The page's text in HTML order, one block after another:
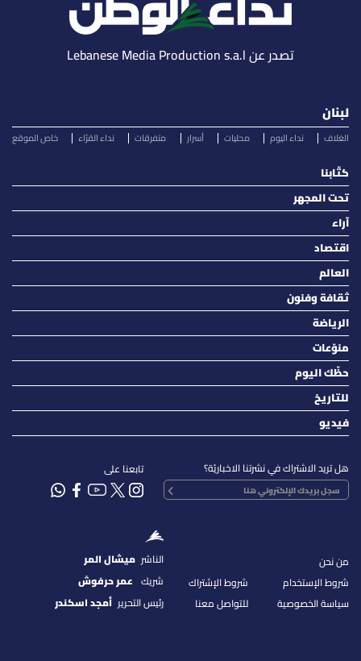
تصدر عن Lebanese Media Production s.a.l
لبنان
الغلاف نداء اليوم محليات أسرار متفرقات نداء القرّاء خاص الموقع
كتّابنا
تحت المجهر
آراء
اقتصاد
العالم
ثقافة وفنون
الرياضة
منوّعات
حظّك اليوم
للتاريخ
فيديو
هل تريد الاشتراك في نشرتنا الاخباريّة؟ تابعنا على
من نحن
شروط الإستخدام
سياسة الخصوصية
شروط الإشتراك
للتواصل معنا
الناشر ميشال المر
شريك عمر حرفوش
رئيس التحرير أمجد اسكندر